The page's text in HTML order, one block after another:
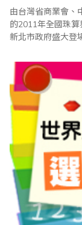
由台灣省商業會、
的2011年全國珠
新北市政府盛大登
在百忙之中蒞會祝
心算活動不僅可
此他將責成中央健